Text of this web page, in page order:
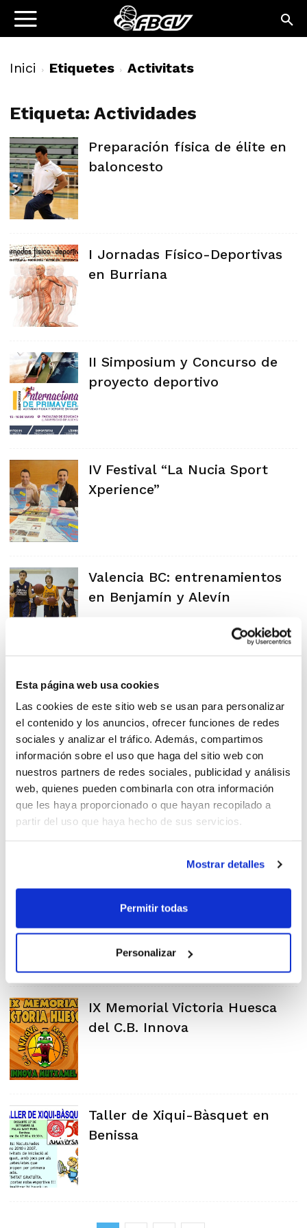
Esta página web usa cookies
Las cookies de este sitio web se usan para personalizar
el contenido y los anuncios, ofrecer funciones de redes
sociales y analizar el tráfico. Además, compartimos
información sobre el uso que haga del sitio web con
nuestros partners de redes sociales, publicidad y análisis
web, quienes pueden combinarla con otra información
que les haya proporcionado o que hayan recopilado a
partir del uso que haya hecho de sus servicios.
Mostrar detalles
Permitir todas
Personalizar
Inici Etiquetes Activitats
Etiqueta: Actividades
Preparación física de élite en
baloncesto
I Jornadas Físico-Deportivas
en Burriana
II Simposium y Concurso de
proyecto deportivo
IV Festival “La Nucia Sport
Xperience”
Valencia BC: entrenamientos
en Benjamín y Alevín
Copa Colegial & Bifrutas 2015
Valencia
III Jornada educativa en
conductas adictivas y de
riesgo
Esport i família, els valors del
IX Memorial Victoria Huesca
del C.B. Innova
Taller de Xiqui-Bàsquet en
Benissa